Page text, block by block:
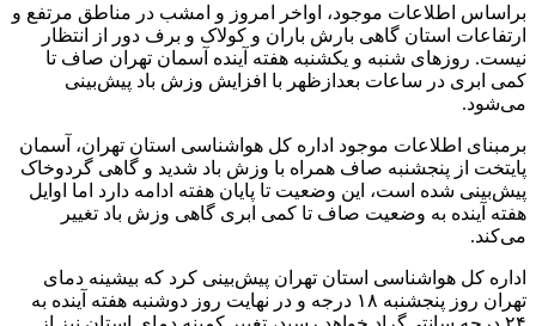
براساس اطلاعات موجود، اواخر امروز و امشب در مناطق مرتفع و
ارتفاعات استان گاهی بارش باران و کولاک و برف دور از انتظار
نیست. روزهای شنبه و یکشنبه هفته آینده آسمان تهران صاف تا
کمی ابری در ساعات بعدازظهر با افزایش وزش باد پیش‌بینی
می‌شود.
برمبنای اطلاعات موجود اداره کل هواشناسی استان تهران، آسمان
پایتخت از پنجشنبه صاف همراه با وزش باد شدید و گاهی گردوخاک
پیش‌بینی شده است، این وضعیت تا پایان هفته ادامه دارد اما اوایل
هفته آینده به وضعیت صاف تا کمی ابری گاهی وزش باد تغییر
می‌کند.
اداره کل هواشناسی استان تهران پیش‌بینی کرد که بیشینه دمای
تهران روز پنجشنبه ۱۸ درجه و در نهایت روز دوشنبه هفته آینده به